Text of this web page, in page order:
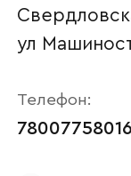
ул
Телефон:
78007758016
Ваше